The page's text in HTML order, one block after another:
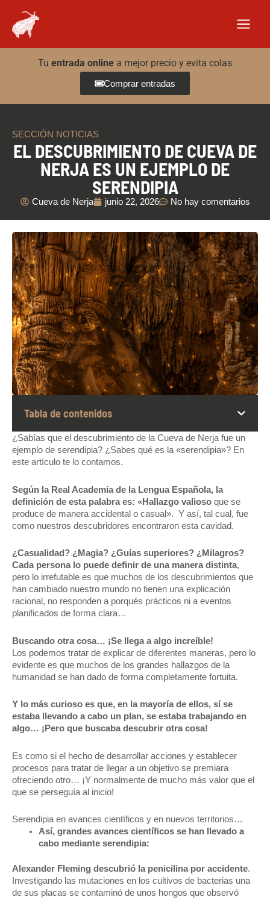
contenido
Tu entrada online a mejor precio y evita colas
Comprar entradas
SECCIÓN NOTICIAS
EL DESCUBRIMIENTO DE CUEVA DE
NERJA ES UN EJEMPLO DE
SERENDIPIA
Cueva de Nerja junio 22, 2026 No hay comentarios
Tabla de contenidos
¿Sabías que el descubrimiento de la Cueva de Nerja fue un
ejemplo de serendipia? ¿Sabes qué es la «serendipia»? En
este artículo te lo contamos.
Según la Real Academia de la Lengua Española, la
definición de esta palabra es: «Hallazgo valioso que se
produce de manera accidental o casual». Y así, tal cual, fue
como nuestros descubridores encontraron esta cavidad.
¿Casualidad? ¿Magia? ¿Guías superiores? ¿Milagros?
Cada persona lo puede definir de una manera distinta,
pero lo irrefutable es que muchos de los descubrimientos que
han cambiado nuestro mundo no tienen una explicación
racional, no responden a porqués prácticos ni a eventos
planificados de forma clara…
Buscando otra cosa… ¡Se llega a algo increíble!
Los podemos tratar de explicar de diferentes maneras, pero lo
evidente es que muchos de los grandes hallazgos de la
humanidad se han dado de forma completamente fortuita.
Y lo más curioso es que, en la mayoría de ellos, sí se
estaba llevando a cabo un plan, se estaba trabajando en
algo… ¡Pero que buscaba descubrir otra cosa!
Es como si el hecho de desarrollar acciones y establecer
procesos para tratar de llegar a un objetivo se premiara
ofreciendo otro… ¡Y normalmente de mucho más valor que el
que se perseguía al inicio!
Serendipia en avances científicos y en nuevos territorios…
Así, grandes avances científicos se han llevado a
cabo mediante serendipia:
Alexander Fleming descubrió la penicilina por accidente.
Investigando las mutaciones en los cultivos de bacterias una
de sus placas se contaminó de unos hongos que observó